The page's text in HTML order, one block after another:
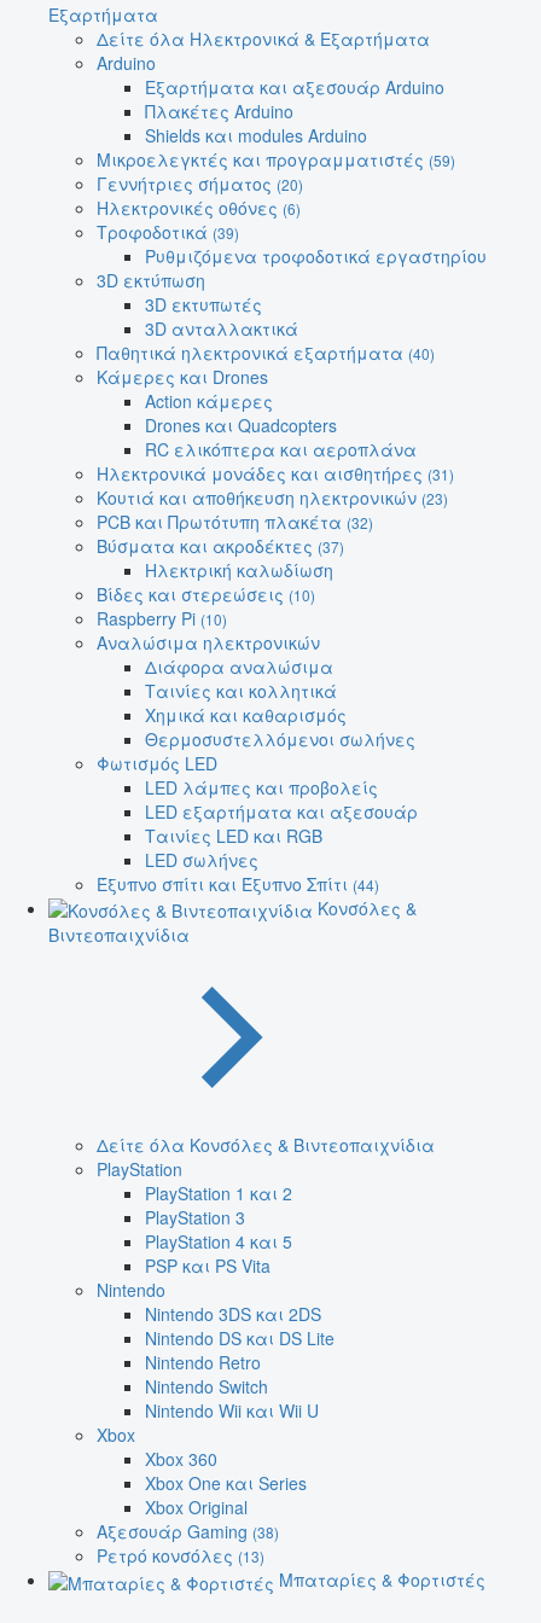
Εξαρτήματα
Δείτε όλα Ηλεκτρονικά & Εξαρτήματα
Arduino
Εξαρτήματα και αξεσουάρ Arduino
Πλακέτες Arduino
Shields και modules Arduino
Μικροελεγκτές και προγραμματιστές (59)
Γεννήτριες σήματος (20)
Ηλεκτρονικές οθόνες (6)
Τροφοδοτικά (39)
Ρυθμιζόμενα τροφοδοτικά εργαστηρίου
3D εκτύπωση
3D εκτυπωτές
3D ανταλλακτικά
Παθητικά ηλεκτρονικά εξαρτήματα (40)
Κάμερες και Drones
Action κάμερες
Drones και Quadcopters
RC ελικόπτερα και αεροπλάνα
Ηλεκτρονικά μονάδες και αισθητήρες (31)
Κουτιά και αποθήκευση ηλεκτρονικών (23)
PCB και Πρωτότυπη πλακέτα (32)
Βύσματα και ακροδέκτες (37)
Ηλεκτρική καλωδίωση
Βίδες και στερεώσεις (10)
Raspberry Pi (10)
Αναλώσιμα ηλεκτρονικών
Διάφορα αναλώσιμα
Ταινίες και κολλητικά
Χημικά και καθαρισμός
Θερμοσυστελλόμενοι σωλήνες
Φωτισμός LED
LED λάμπες και προβολείς
LED εξαρτήματα και αξεσουάρ
Ταινίες LED και RGB
LED σωλήνες
Έξυπνο σπίτι και Έξυπνο Σπίτι (44)
Κονσόλες &
Βιντεοπαιχνίδια
Δείτε όλα Κονσόλες & Βιντεοπαιχνίδια
PlayStation
PlayStation 1 και 2
PlayStation 3
PlayStation 4 και 5
PSP και PS Vita
Nintendo
Nintendo 3DS και 2DS
Nintendo DS και DS Lite
Nintendo Retro
Nintendo Switch
Nintendo Wii και Wii U
Xbox
Xbox 360
Xbox One και Series
Xbox Original
Αξεσουάρ Gaming (38)
Ρετρό κονσόλες (13)
Μπαταρίες & Φορτιστές